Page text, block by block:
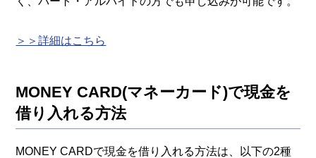
＞＞詳細はこちら
MONEY CARD(マネーカード)で現金を
借り入れる方法
MONEY CARDで現金を借り入れる方法は、以下の2種